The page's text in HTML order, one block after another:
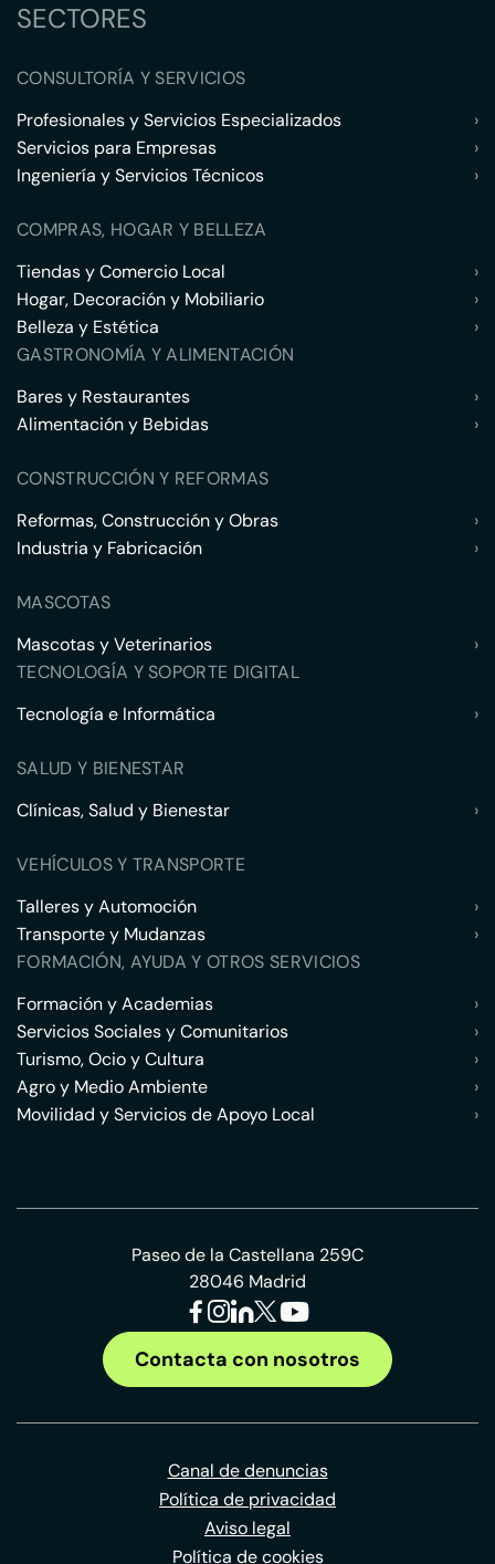
SECTORES
CONSULTORÍA Y SERVICIOS
Profesionales y Servicios Especializados
›
Servicios para Empresas
›
Ingeniería y Servicios Técnicos
›
COMPRAS, HOGAR Y BELLEZA
Tiendas y Comercio Local
›
Hogar, Decoración y Mobiliario
›
Belleza y Estética
›
GASTRONOMÍA Y ALIMENTACIÓN
Bares y Restaurantes
›
Alimentación y Bebidas
›
CONSTRUCCIÓN Y REFORMAS
Reformas, Construcción y Obras
›
Industria y Fabricación
›
MASCOTAS
Mascotas y Veterinarios
›
TECNOLOGÍA Y SOPORTE DIGITAL
Tecnología e Informática
›
SALUD Y BIENESTAR
Clínicas, Salud y Bienestar
›
VEHÍCULOS Y TRANSPORTE
Talleres y Automoción
›
Transporte y Mudanzas
›
FORMACIÓN, AYUDA Y OTROS SERVICIOS
Formación y Academias
›
Servicios Sociales y Comunitarios
›
Turismo, Ocio y Cultura
›
Agro y Medio Ambiente
›
Movilidad y Servicios de Apoyo Local
›
Paseo de la Castellana 259C
28046 Madrid
Contacta con nosotros
Canal de denuncias
Política de privacidad
Aviso legal
Política de cookies